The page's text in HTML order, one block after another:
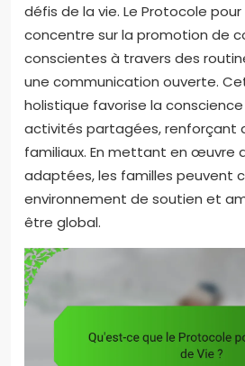
défis de la vie. Le Protocole pour
concentre sur la promotion de
conscientes à travers des
une communication ouverte.
holistique favorise la
activités partagées, renforçant
familiaux. En mettant en œuvre
adaptées, les familles peuvent
environnement de soutien et
être global.